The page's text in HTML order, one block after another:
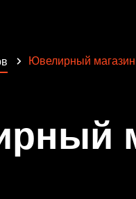
Ювелирный магазин